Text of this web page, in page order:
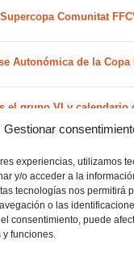
Gestionar
experiencias, utilizamos
y/o acceder a la
tecnologías nos permitirá
o las
consentimiento, puede
funciones.
Comunitat
Autonómica de la Copa
el grupo VI y calendario
RFEF para la
el grupo de la Lliga
de la temporada 2026/